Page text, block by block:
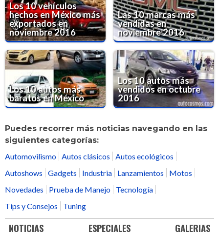
Los 10 vehículos
hechos en México más
exportados en
noviembre 2016
Las 10 marcas más
vendidas en
noviembre 2016
Los 10 autos más
baratos en México
Los 10 autos más
vendidos en octubre
2016
Puedes recorrer más noticias navegando en las
siguientes categorías:
Automovilismo Autos clásicos
Autos ecológicos
Autoshows
Gadgets Industria Lanzamientos
Motos
Novedades
Prueba de Manejo
Tecnología
Tips y Consejos
Tuning
NOTICIAS ESPECIALES GALERIAS